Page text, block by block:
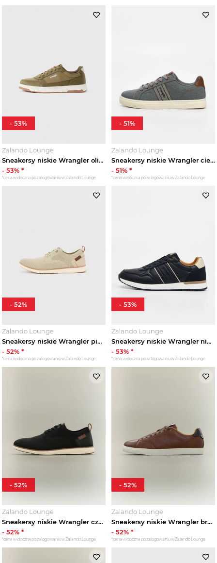
Zalando Lounge
Sneakersy niskie Wrangler oliwkowy
- 53% *
*cena widoczna po zalogowaniu w Zalando Lounge
- 53%
Zalando Lounge
Sneakersy niskie Wrangler ciemnoszary
- 51% *
*cena widoczna po zalogowaniu w Zalando Lounge
- 51%
Zalando Lounge
Sneakersy niskie Wrangler piaskowy
- 52% *
*cena widoczna po zalogowaniu w Zalando Lounge
- 52%
Zalando Lounge
Sneakersy niskie Wrangler niebieski
- 53% *
*cena widoczna po zalogowaniu w Zalando Lounge
- 53%
Zalando Lounge
Sneakersy niskie Wrangler czarny
- 52% *
*cena widoczna po zalogowaniu w Zalando Lounge
- 52%
Zalando Lounge
Sneakersy niskie Wrangler brązowy
- 52% *
*cena widoczna po zalogowaniu w Zalando Lounge
- 52%